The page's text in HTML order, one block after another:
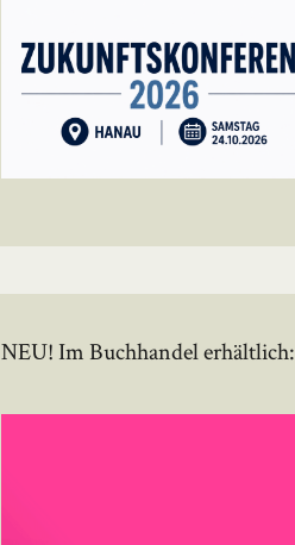
NEU! Im Buchhandel erhältlich: